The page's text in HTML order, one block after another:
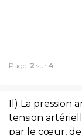
Page: 2 sur 4
Il) La pression
tension
par le cœur, de